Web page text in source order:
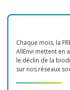
Chaque mois, la
AllEnvi mettent en
le déclin de la
sur nos réseaux